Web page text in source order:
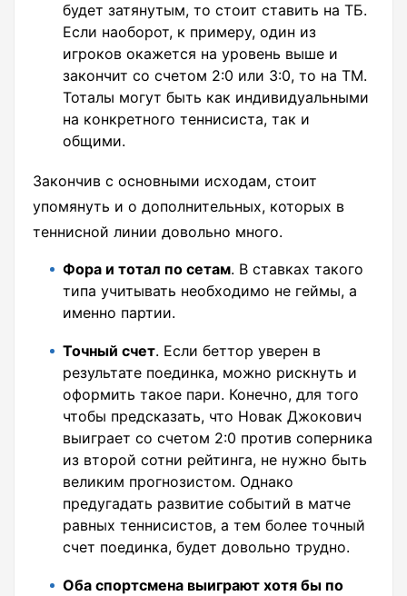
будет затянутым, то стоит ставить на ТБ.
Если наоборот, к примеру, один из
игроков окажется на уровень выше и
закончит со счетом 2:0 или 3:0, то на ТМ.
Тоталы могут быть как индивидуальными
на конкретного теннисиста, так и
общими.
Закончив с основными исходам, стоит
упомянуть и о дополнительных, которых в
теннисной линии довольно много.
Фора и тотал по сетам. В ставках такого
типа учитывать необходимо не геймы, а
именно партии.
Точный счет. Если беттор уверен в
результате поединка, можно рискнуть и
оформить такое пари. Конечно, для того
чтобы предсказать, что Новак Джокович
выиграет со счетом 2:0 против соперника
из второй сотни рейтинга, не нужно быть
великим прогнозистом. Однако
предугадать развитие событий в матче
равных теннисистов, а тем более точный
счет поединка, будет довольно трудно.
Оба спортсмена выиграют хотя бы по